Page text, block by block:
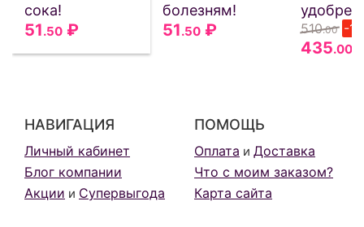
сока!
51.50 ₽
болезням!
51.50 ₽ 510.00 -
435.00
НАВИГАЦИЯ
Личный кабинет
Блог компании
Акции и Супервыгода
ПОМОЩЬ
Оплата и Доставка
Что с моим заказом?
Карта сайта